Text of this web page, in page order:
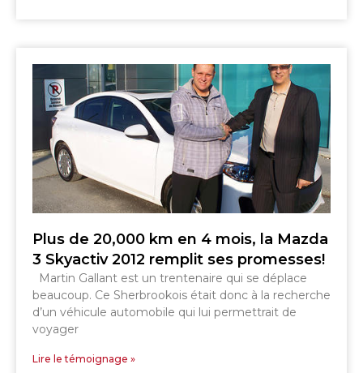
Plus de 20,000 km en 4 mois, la Mazda
3 Skyactiv 2012 remplit ses promesses!
Martin Gallant est un trentenaire qui se déplace
beaucoup. Ce Sherbrookois était donc à la recherche
d’un véhicule automobile qui lui permettrait de
voyager
Lire le témoignage »